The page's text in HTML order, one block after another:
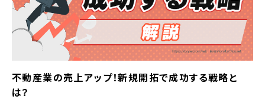
不動産業の売上アップ！新規開拓で成功する戦略と
は？